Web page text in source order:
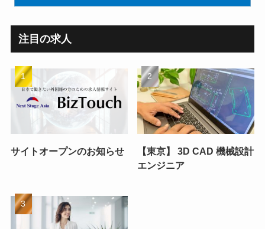
注目の求人
サイトオープンのお知らせ
【東京】 3D CAD 機械設計
エンジニア